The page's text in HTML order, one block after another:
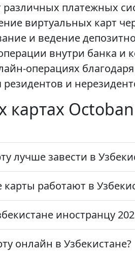
платежных
виртуальных карт
и ведение
внутри банка
операциях
резидентов и
картах
лучше завести в
работают в
иностранцу
онлайн в Узбекистане?